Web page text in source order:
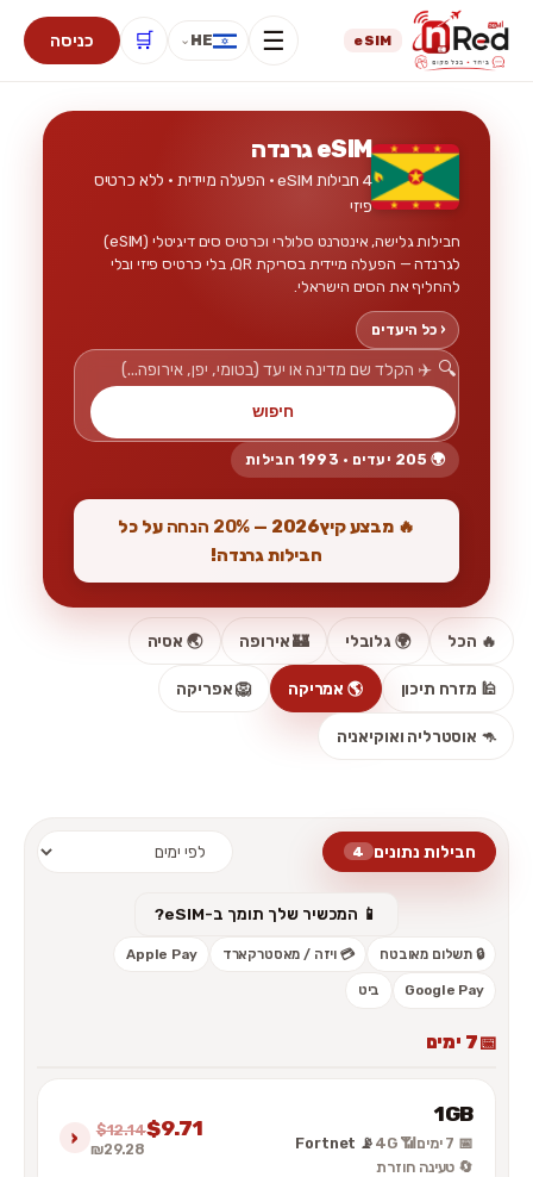
eSIM
☰
HE
⌄
🛒 כניסה
eSIM גרנדה
4 חבילות eSIM · הפעלה מיידית · ללא כרטיס
פיזי
חבילות גלישה, אינטרנט סלולרי וכרטיס סים דיגיטלי (eSIM)
לגרנדה — הפעלה מיידית בסריקת QR, בלי כרטיס פיזי ובלי
להחליף את הסים הישראלי.
‹ כל היעדים
🔍
חיפוש
🌍 205 יעדים · 1993 חבילות
🔥 מבצע קיץ2026 — 20% הנחה
על כל
חבילות גרנדה!
🔥 הכל 🌍 גלובלי 🏰 אירופה 🌏 אסיה
🕌 מזרח תיכון 🌎 אמריקה 🦁 אפריקה
🦘 אוסטרליה ואוקיאניה
חבילות נתונים 4
📱 המכשיר שלך תומך ב-eSIM?
🔒 תשלום מאובטח 💳 ויזה / מאסטרקארד Apple Pay
Google Pay ביט
7 ימים
1GB
📅 7 ימים 📶 4G
📡 Fortnet
🔄 טעינה חוזרת
$12.14$9.71
₪29.28
›